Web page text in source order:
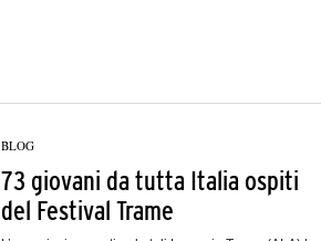
BLOG
73 giovani da tutta Italia ospiti
del Festival Trame